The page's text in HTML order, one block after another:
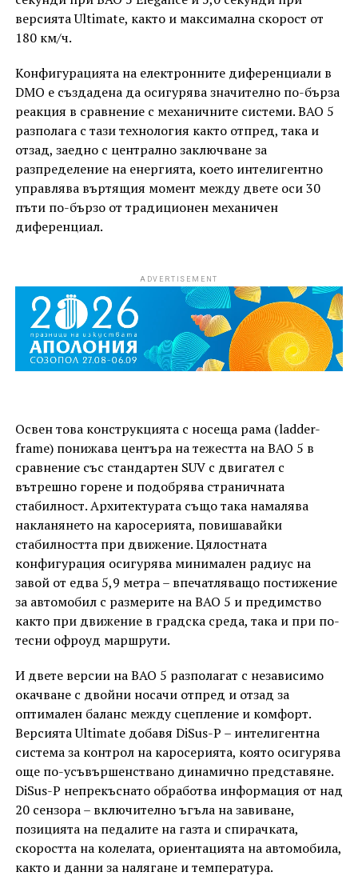
версията Ultimate, както и максимална скорост от
180 км/ч.
Конфигурацията на електронните диференциали в
DMO е създадена да осигурява значително по-бърза
реакция в сравнение с механичните системи. BAO 5
разполага с тази технология както отпред, така и
отзад, заедно с централно заключване за
разпределение на енергията, което интелигентно
управлява въртящия момент между двете оси 30
пъти по-бързо от традиционен механичен
диференциал.
ADVERTISEMENT
Освен това конструкцията с носеща рама (ladder-
frame) понижава центъра на тежестта на BAO 5 в
сравнение със стандартен SUV с двигател с
вътрешно горене и подобрява страничната
стабилност. Архитектурата също така намалява
накланянето на каросерията, повишавайки
стабилността при движение. Цялостната
конфигурация осигурява минимален радиус на
завой от едва 5,9 метра – впечатляващо постижение
за автомобил с размерите на BAO 5 и предимство
както при движение в градска среда, така и при по-
тесни офроуд маршрути.
И двете версии на BAO 5 разполагат с независимо
окачване с двойни носачи отпред и отзад за
оптимален баланс между сцепление и комфорт.
Версията Ultimate добавя DiSus-P – интелигентна
система за контрол на каросерията, която осигурява
още по-усъвършенствано динамично представяне.
DiSus-P непрекъснато обработва информация от над
20 сензора – включително ъгъла на завиване,
позицията на педалите на газта и спирачката,
скоростта на колелата, ориентацията на автомобила,
както и данни за налягане и температура.